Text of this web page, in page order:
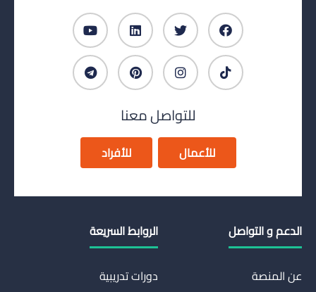
للتواصل معنا
للأعمال للأفراد
الدعم و التواصل
عن المنصة
الروابط السريعة
دورات تدريبية